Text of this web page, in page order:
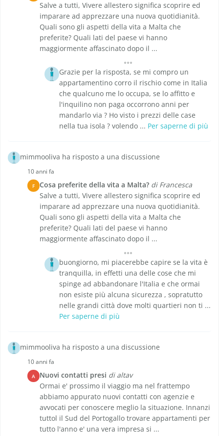
Salve a tutti, Vivere allestero significa scoprire ed
imparare ad apprezzare una nuova quotidianità.
Quali sono gli aspetti della vita a Malta che
preferite? Quali lati del paese vi hanno
maggiormente affascinato dopo il ...
Grazie per la risposta, se mi compro un
appartamentino corro il rischio come in Italia
che qualcuno me lo occupa, se lo affitto e
l'inquilino non paga occorrono anni per
mandarlo via ? Ho visto i prezzi delle case
nella tua isola ? volendo ... Per saperne di più
mimmooliva ha risposto a una discussione
10 anni fa
F Cosa preferite della vita a Malta? di Francesca
Salve a tutti, Vivere allestero significa scoprire ed
imparare ad apprezzare una nuova quotidianità.
Quali sono gli aspetti della vita a Malta che
preferite? Quali lati del paese vi hanno
maggiormente affascinato dopo il ...
buongiorno, mi piacerebbe capire se la vita è
tranquilla, in effetti una delle cose che mi
spinge ad abbandonare l'Italia e che ormai
non esiste più alcuna sicurezza , sopratutto
nelle grandi città dove molti quartieri non ti ...
Per saperne di più
mimmooliva ha risposto a una discussione
10 anni fa
A Nuovi contatti presi di altav
Ormai e' prossimo il viaggio ma nel frattempo
abbiamo appurato nuovi contatti con agenzie e
avvocati per conoscere meglio la situazione. Innanzi
tuttol il Sud del Portogallo trovare appartamenti per
tutto l'anno e' una vera impresa si ...